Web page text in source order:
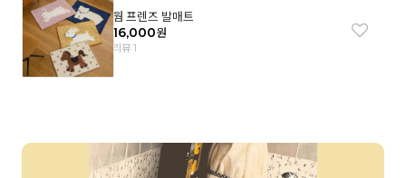
웜 프렌즈 발매트
16,000원
리뷰 1